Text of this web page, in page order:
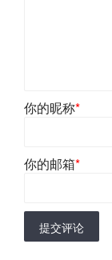
你的昵称*
你的邮箱*
提交评论